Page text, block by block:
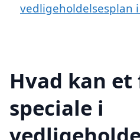
vedligeholdelsesplan
Hvad kan
speciale i